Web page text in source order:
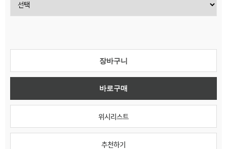
장바구니
바로구매
위시리스트
추천하기